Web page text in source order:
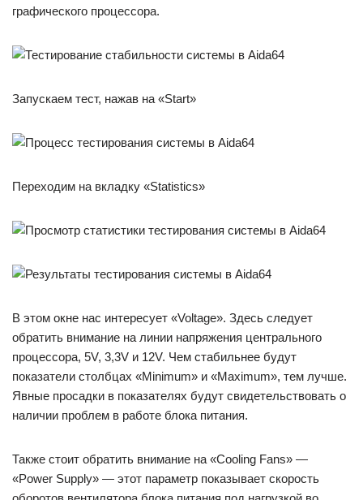
графического процессора.
Запускаем тест, нажав на «Start»
Переходим на вкладку «Statistics»
В этом окне нас интересует «Voltage». Здесь следует
обратить внимание на линии напряжения центрального
процессора, 5V, 3,3V и 12V. Чем стабильнее будут
показатели столбцах «Minimum» и «Maximum», тем лучше.
Явные просадки в показателях будут свидетельствовать о
наличии проблем в работе блока питания.
Также стоит обратить внимание на «Cooling Fans» —
«Power Supply» — этот параметр показывает скорость